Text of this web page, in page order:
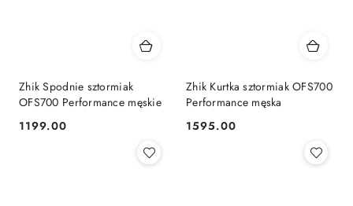
Zhik Spodnie sztormiak
OFS700 Performance męskie
Cena:
1199.00
Zhik Kurtka sztormiak OFS700
Performance męska
Cena:
1595.00